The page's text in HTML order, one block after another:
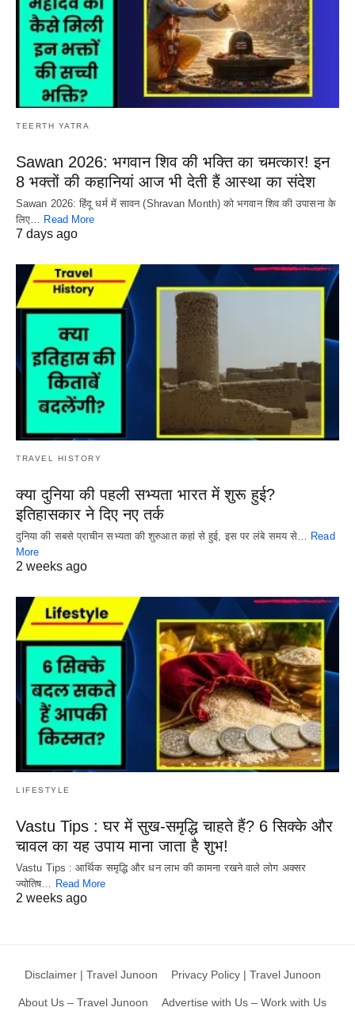
TEERTH YATRA
Sawan 2026: भगवान शिव की भक्ति का चमत्कार! इन
8 भक्तों की कहानियां आज भी देती हैं आस्था का संदेश
Sawan 2026: हिंदू धर्म में सावन (Shravan Month) को भगवान शिव की उपासना के
लिए…
Read More
7 days ago
TRAVEL HISTORY
क्या दुनिया की पहली सभ्यता भारत में शुरू हुई?
इतिहासकार ने दिए नए तर्क
दुनिया की सबसे प्राचीन सभ्यता की शुरुआत कहां से हुई, इस पर लंबे समय से… Read
More
2 weeks ago
LIFESTYLE
Vastu Tips : घर में सुख-समृद्धि चाहते हैं? 6 सिक्के और
चावल का यह उपाय माना जाता है शुभ!
Vastu Tips : आर्थिक समृद्धि और धन लाभ की कामना रखने वाले लोग अक्सर
ज्योतिष… Read More
2 weeks ago
Disclaimer | Travel Junoon Privacy Policy | Travel Junoon
About Us – Travel Junoon Advertise with Us – Work with Us